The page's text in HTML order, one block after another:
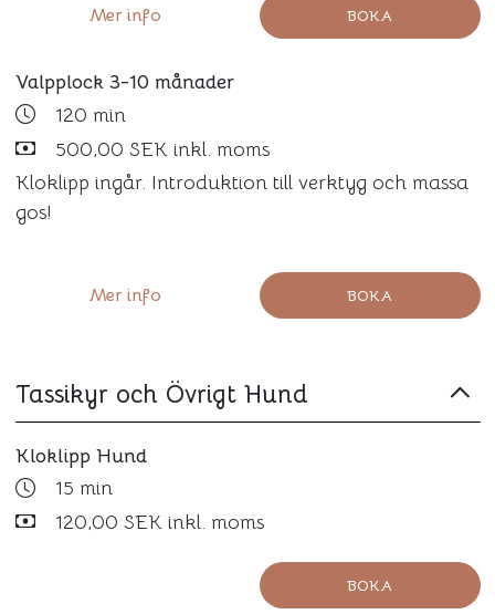
BOKA
Mer info
Valpplock 3-10 månader
120 min
500,00 SEK inkl. moms
Kloklipp ingår. Introduktion till verktyg och massa
gos!
BOKA
Mer info
Tassikyr och Övrigt Hund
Kloklipp Hund
15 min
120,00 SEK inkl. moms
BOKA